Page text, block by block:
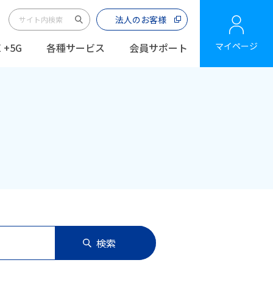
法人のお客様
+5G 各種サービス 会員サポート マイページ
検索